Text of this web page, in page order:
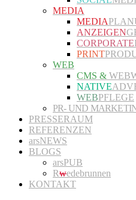
MEDIA
MEDIA
ANZEIGEN
CORPORATE
PRINT
WEB
CMS &
NATIVE
WEBPFLEGE
PR- UND
PRESSERAUM
REFERENZEN
arsNEWS
BLOGS
arsPUB
Rwedebrunnen
KONTAKT